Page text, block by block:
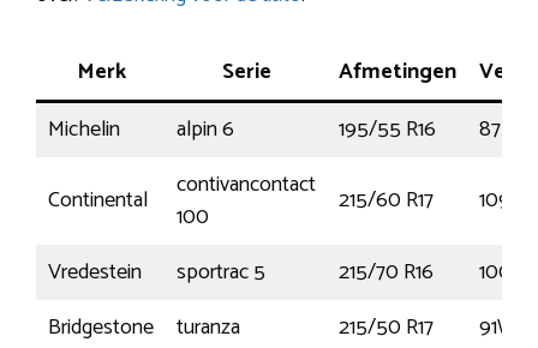
Merk Serie Afmetingen
Michelin
alpin 6 195/55 R16
87H
Continental
contivancontact
100
215/60 R17
109T
Vredestein
sportrac 5 215/70 R16
100H
Bridgestone
turanza 215/50 R17
91W